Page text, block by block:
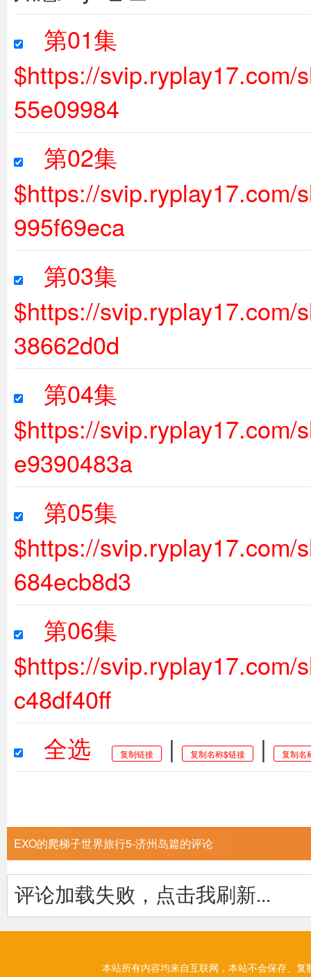
第01集
$https://svip.ryplay17.com/
55e09984
第02集
$https://svip.ryplay17.com/
995f69eca
第03集
$https://svip.ryplay17.com/
38662d0d
第04集
$https://svip.ryplay17.com/
e9390483a
第05集
$https://svip.ryplay17.com/
684ecb8d3
第06集
$https://svip.ryplay17.com/
c48df40ff
全选
复制链接 | 复制名称$链接 | 复制名
EXO的爬梯子世界旅行5-济州岛篇的评论
评论加载失败，点击我刷新...
本站所有内容均来自互联网，本站不会保存、